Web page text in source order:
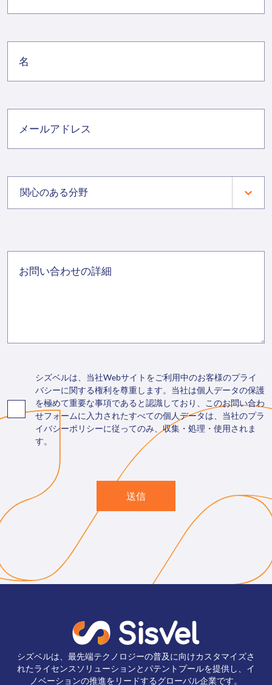
関心のある分野
シズベルは、当社Webサイトをご利用中のお客様のプライ
バシーに関する権利を尊重します。当社は個人データの保護
を極めて重要な事項であると認識しており、このお問い合わ
せフォームに入力されたすべての個人データは、当社のプラ
イバシーポリシーに従ってのみ、収集・処理・使用されま
す。
送信
シズベルは、最先端テクノロジーの普及に向けカスタマイズさ
れたライセンスソリューションとパテントプールを提供し、イ
ノベーションの推進をリードするグローバル企業です。